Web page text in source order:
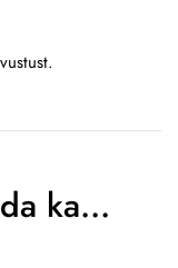
ka…